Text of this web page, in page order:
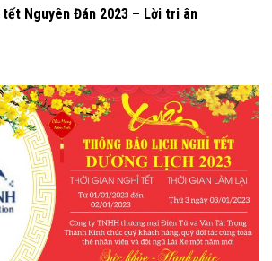
tết Nguyên Đán 2023 – Lời tri ân